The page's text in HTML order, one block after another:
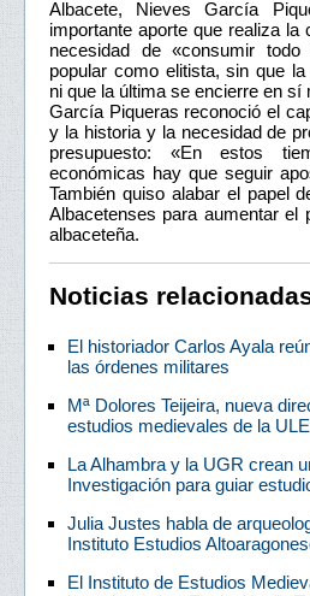
Albacete, Nieves García
importante aporte que realiza
necesidad de «consumir
popular como elitista, sin que
ni que la última se encierre en sí
García Piqueras reconoció el
y la historia y la necesidad de
presupuesto: «En estos
económicas hay que seguir
También quiso alabar el papel
Albacetenses para aumentar el
albaceteña.
Noticias
El historiador Carlos Ayala
las órdenes militares
Mª Dolores Teijeira, nueva
estudios medievales de la ULE
La Alhambra y la UGR crean
Investigación para guiar
Julia Justes habla de
Instituto Estudios
El Instituto de Estudios